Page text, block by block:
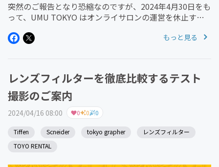
突然のご報告となり恐縮なのですが、2024年4月30日をも
って、UMU TOKYO はオンライサロンの運営を休止する
た記事に関しては、今後は note アカウントにて、更新を
もっと見る
レンズフィルターを徹底比較するテスト
撮影のご案内
2024/04/16 08:00 0 0 0
Tiffen Scneider tokyo grapher
レンズフィルター
TOYO RENTAL